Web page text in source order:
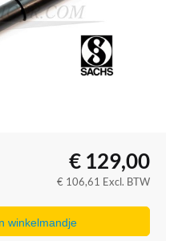
Brand
€ 129,00
€ 106,61 Excl. BTW
winkelmandje